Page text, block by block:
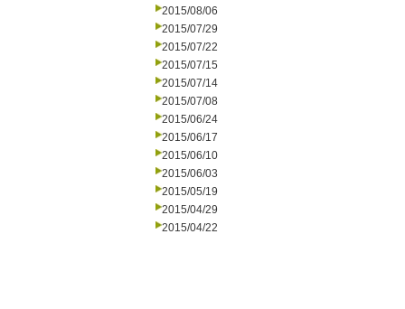
2015/08/06
2015/07/29
2015/07/22
2015/07/15
2015/07/14
2015/07/08
2015/06/24
2015/06/17
2015/06/10
2015/06/03
2015/05/19
2015/04/29
2015/04/22